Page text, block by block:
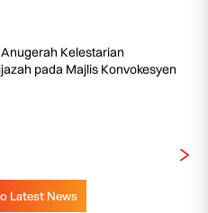
Kelestarian
pada Majlis Konvokesyen
Latest News